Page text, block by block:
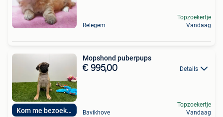
Relegem
Topzoekertje
Vandaag
Kom me bezoeken
Mopshond puberpups
€ 995,00 Details
Bavikhove
Topzoekertje
Vandaag